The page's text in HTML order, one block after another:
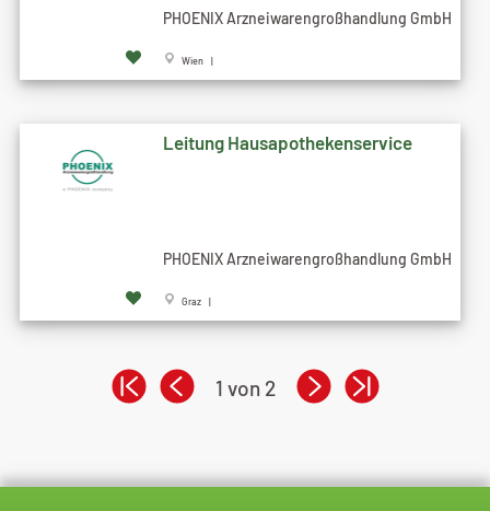
PHOENIX Arzneiwarengroßhandlung GmbH
Wien |
Leitung Hausapothekenservice
PHOENIX Arzneiwarengroßhandlung GmbH
Graz |
1 von 2